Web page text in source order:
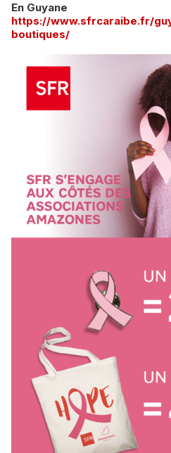
En Guyane
https://www.sfrcaraibe.fr/
boutiques/